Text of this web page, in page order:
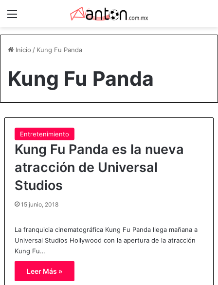
Inicio / Kung Fu Panda
Kung Fu Panda
Entretenimiento
Kung Fu Panda es la nueva
atracción de Universal
Studios
15 junio, 2018
La franquicia cinematográfica Kung Fu Panda llega mañana a
Universal Studios Hollywood con la apertura de la atracción
Kung Fu…
Leer Más »